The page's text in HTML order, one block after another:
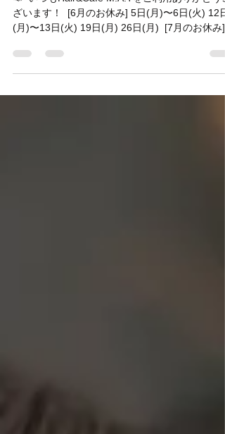
／
📣 ⁡ いつもHair&Cafe M.A.Tをご利用ありがとうご
(月)〜13日(火) 19日(月) 26日(月) ⁡ [7月のお休み]
日(月) 10日(月)〜11日(火) 18日(火) 24日(月)...